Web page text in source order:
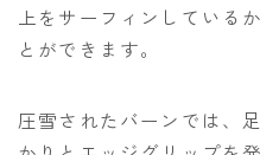
上をサーフィンしている
とができます。
圧雪されたバーンでは、